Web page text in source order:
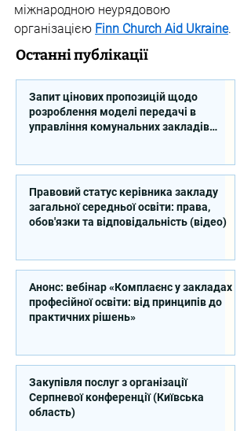
міжнародною неурядовою
організацією Finn Church Aid Ukraine.
Останні публікації
Запит цінових пропозицій щодо
розроблення моделі передачі в
управління комунальних закладів
Правовий статус керівника закладу
загальної середньої освіти: права,
обов'язки та відповідальність (відео)
Анонс: вебінар «Комплаєнс у закладах
професійної освіти: від принципів до
практичних рішень»
Закупівля послуг з організації
Серпневої конференції (Київська
область)